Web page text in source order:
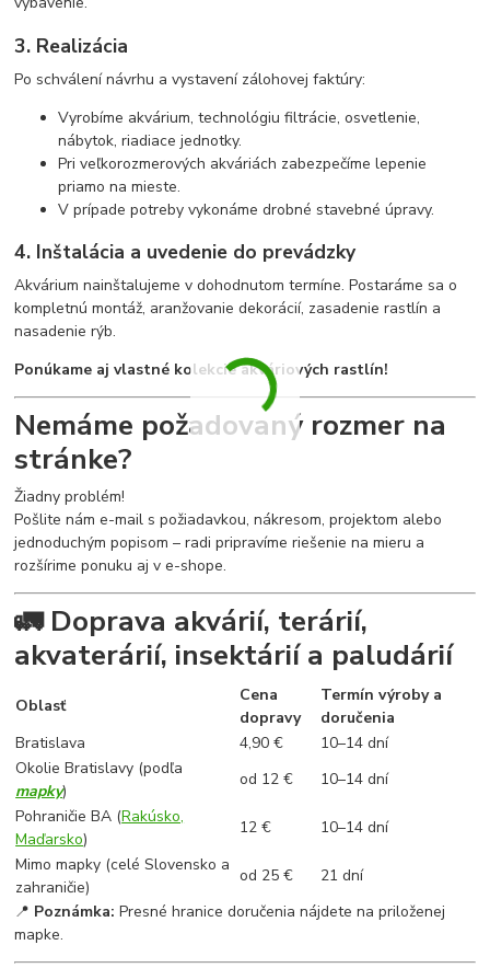
3. Realizácia
Po schválení návrhu a vystavení zálohovej faktúry:
Vyrobíme akvárium, technológiu filtrácie, osvetlenie,
nábytok, riadiace jednotky.
Pri veľkorozmerových akváriách zabezpečíme lepenie
priamo na mieste.
V prípade potreby vykonáme drobné stavebné úpravy.
4. Inštalácia a uvedenie do prevádzky
Akvárium nainštalujeme v dohodnutom termíne. Postaráme sa o
kompletnú montáž, aranžovanie dekorácií, zasadenie rastlín a
nasadenie rýb.
Ponúkame aj vlastné kolekcie akváriových rastlín!
Nemáme požadovaný rozmer na
stránke?
Žiadny problém!
Pošlite nám e-mail s požiadavkou, nákresom, projektom alebo
jednoduchým popisom – radi pripravíme riešenie na mieru a
rozšírime ponuku aj v e-shope.
🚛 Doprava akvárií, terárií,
akvaterárií, insektárií a paludárií
Oblasť
Cena
dopravy
Termín výroby a
doručenia
Bratislava
4,90 €
10–14 dní
Okolie Bratislavy (podľa
mapky)
od 12 €
10–14 dní
Pohraničie BA (Rakúsko,
Maďarsko)
12 €
10–14 dní
Mimo mapky (celé Slovensko a
zahraničie)
od 25 €
21 dní
📍 Poznámka: Presné hranice doručenia nájdete na priloženej
mapke.